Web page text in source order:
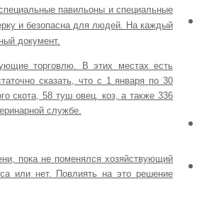
павильоны и специальные
и безопасна для людей. На каждый
документ.
торговлю. В этих местах есть
сказать, что с 1 января по 30
скота, 58 туш овец, коз, а также 336
службе.
пока не поменялся хозяйствующий
или нет. Повлиять на это решение